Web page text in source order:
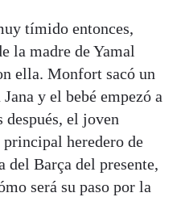
tímido entonces,
la madre de Yamal
ella. Monfort sacó un
y el bebé empezó a
después, el joven
heredero de
del Barça del presente,
será su paso por la